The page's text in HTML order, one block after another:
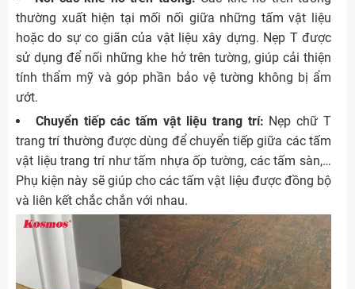
thường xuất hiện tại mối nối giữa những tấm vật liệu
hoặc do sự co giãn của vật liệu xây dựng. Nẹp T được
sử dụng để nối những khe hở trên tường, giúp cải thiện
tính thẩm mỹ và góp phần bảo vệ tường không bị ẩm
ướt.
Chuyển tiếp các tấm vật liệu trang trí: Nẹp chữ T
trang trí thường được dùng để chuyển tiếp giữa các tấm
vật liệu trang trí như tấm nhựa ốp tường, các tấm sàn,…
Phụ kiện này sẽ giúp cho các tấm vật liệu được đồng bộ
và liên kết chắc chắn với nhau.